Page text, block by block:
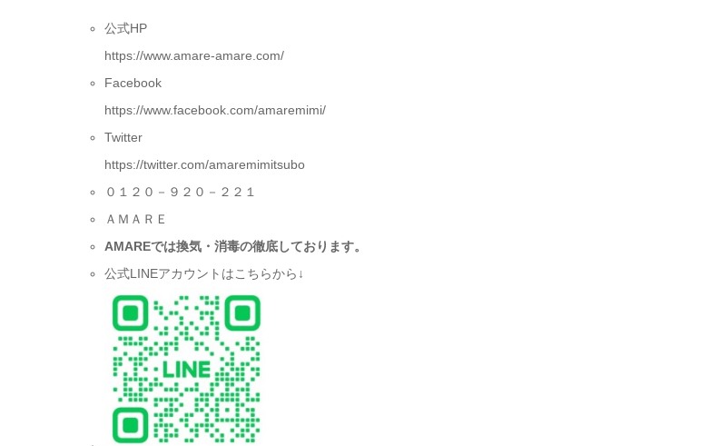
公式HP
https://www.amare-amare.com/
Facebook
https://www.facebook.com/amaremimi/
Twitter
https://twitter.com/amaremimitsubo
０１２０－９２０－２２１
ＡＭＡＲＥ
AMAREでは換気・消毒の徹底しております。
公式LINEアカウントはこちらから↓